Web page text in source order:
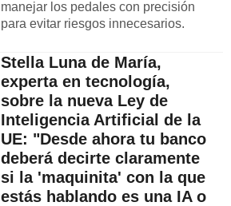
manejar los pedales con precisión
para evitar riesgos innecesarios.
Stella Luna de María,
experta en tecnología,
sobre la nueva Ley de
Inteligencia Artificial de la
UE: "Desde ahora tu banco
deberá decirte claramente
si la 'maquinita' con la que
estás hablando es una IA o